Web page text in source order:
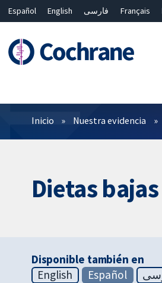
Español English فارسی Français
Filtros
Inicio Nuestra evidencia
Dietas
Disponible también en
English
Español